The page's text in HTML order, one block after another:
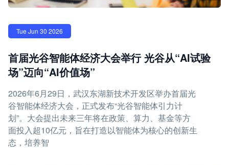
Tue Jun 30 2026
首届光谷智能体经济大会举行 光谷从“AI试验
场”迈向“AI价值场”
2026年6月29日，武汉东湖新技术开发区举办首届光
谷智能体经济大会，正式发布“光谷智能体引力计
划”。大会提出未来三年将在政策、算力、基金等方
面投入超10亿元，旨在打造以智能体为核心的创新生
态，培养智